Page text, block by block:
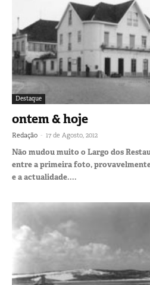
Destaque
ontem & hoje
Redação - 17 de Agosto, 2012
Não mudou muito o Largo dos
entre a primeira foto, provavelmente
e a actualidade....